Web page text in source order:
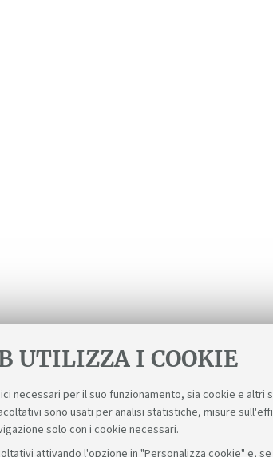
UTILIZZA I COOKIE
necessari per il suo funzionamento, sia cookie e
sono usati per analisi statistiche, misure
solo con i cookie necessari.
attivando l'opzione in "Personalizza cookie" e,